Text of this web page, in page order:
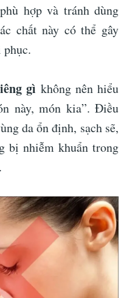
hợp và tránh dùng
chất này có thể gây
gì không nên hiểu
này, món kia”. Điều
da ổn định, sạch sẽ,
bị nhiễm khuẩn trong